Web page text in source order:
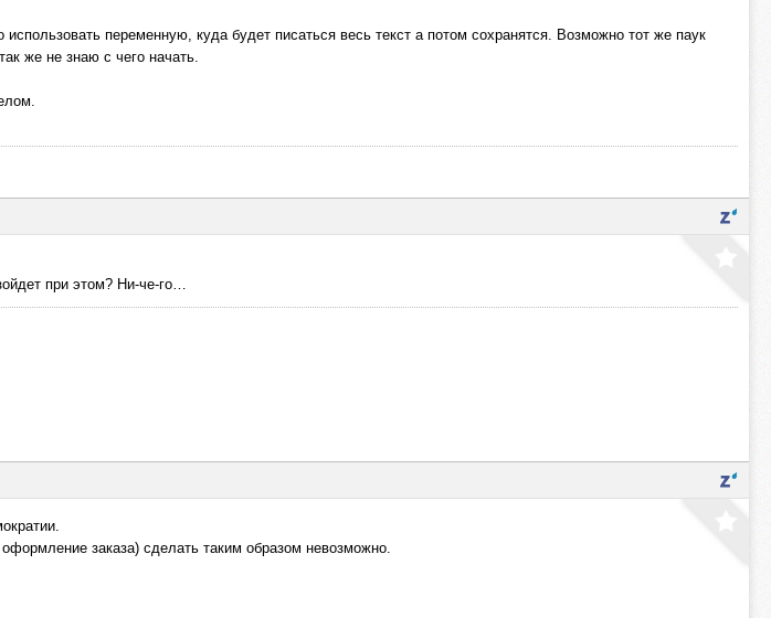
переменную, куда будет писаться весь текст а потом сохранятся. Возможно тот же паук
же не знаю с чего начать.
при этом? Ни-че-го…
заказа) сделать таким образом невозможно.